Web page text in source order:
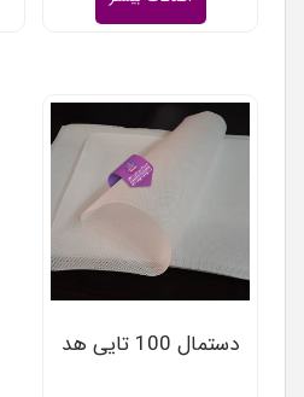
دستمال 100 تایی هد